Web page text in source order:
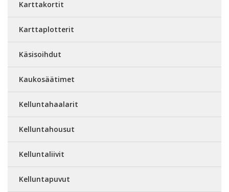
Karttakortit
Karttaplotterit
Käsisoihdut
Kaukosäätimet
Kelluntahaalarit
Kelluntahousut
Kelluntaliivit
Kelluntapuvut